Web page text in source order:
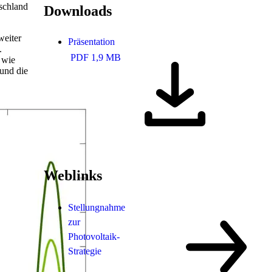
wie
die
Downloads
Präsentation
PDF 1,9 MB
Weblinks
Stellungnahme
zur
Photovoltaik-
Strategie